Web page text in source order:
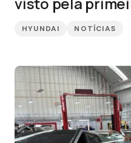
HYUNDAI NOTÍCIAS